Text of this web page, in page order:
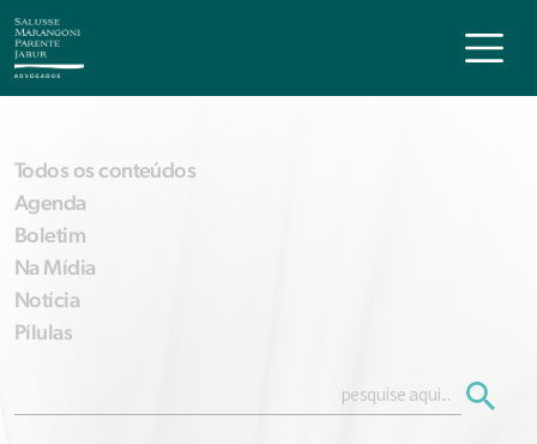
Todos os conteúdos
Agenda
Boletim
Na Mídia
Notícia
Pílulas